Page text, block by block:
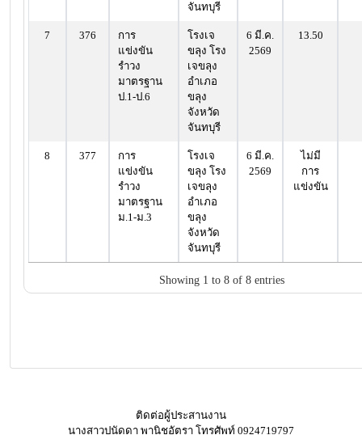
จันทบุรี
7 376
การ
แข่งขัน
รำวง
มาตรฐาน
ป.1-ป.6
โรงเจ
ขลุง โรง
เจขลุง
อำเภอ
ขลุง
จังหวัด
จันทบุรี
6 มี.ค.
2569
13.50
8 377
การ
แข่งขัน
รำวง
มาตรฐาน
ม.1-ม.3
โรงเจ
ขลุง โรง
เจขลุง
อำเภอ
ขลุง
จังหวัด
จันทบุรี
6 มี.ค.
2569
ไม่มี
การ
แข่งขัน
Showing 1 to 8 of 8 entries
ติดต่อผู้ประสานงาน
นางสาวปนัดดา พานิชอัตรา โทรศัพท์ 0924719797